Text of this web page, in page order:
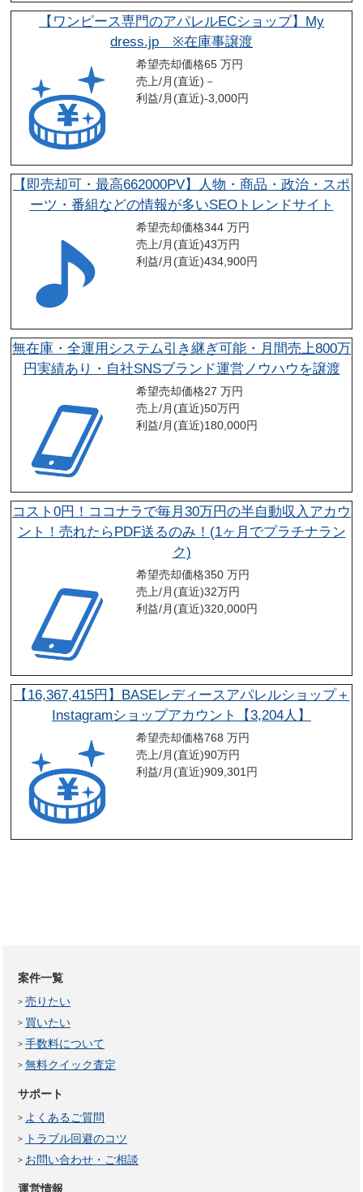
【ワンピース専門のアパレルECショップ】My
dress.jp ※在庫事譲渡
希望売却価格65 万円
売上/月(直近) －
利益/月(直近)-3,000円
【即売却可・最高662000PV】人物・商品・政治・スポ
ーツ・番組などの情報が多いSEOトレンドサイト
希望売却価格344 万円
売上/月(直近)43万円
利益/月(直近)434,900円
無在庫・全運用システム引き継ぎ可能・月間売上800万
円実績あり・自社SNSブランド運営ノウハウを譲渡
希望売却価格27 万円
売上/月(直近)50万円
利益/月(直近)180,000円
コスト0円！ココナラで毎月30万円の半自動収入アカウ
ント！売れたらPDF送るのみ！(1ヶ月でプラチナラン
ク)
希望売却価格350 万円
売上/月(直近)32万円
利益/月(直近)320,000円
【16,367,415円】BASEレディースアパレルショップ＋
Instagramショップアカウント【3,204人】
希望売却価格768 万円
売上/月(直近)90万円
利益/月(直近)909,301円
案件一覧
売りたい
買いたい
手数料について
無料クイック査定
サポート
よくあるご質問
トラブル回避のコツ
お問い合わせ・ご相談
運営情報